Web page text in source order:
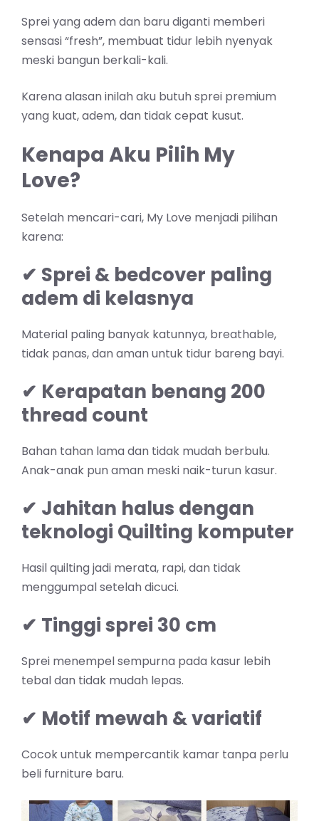
Sprei yang adem dan baru diganti memberi
sensasi “fresh”, membuat tidur lebih nyenyak
meski bangun berkali-kali.
Karena alasan inilah aku butuh sprei premium
yang kuat, adem, dan tidak cepat kusut.
Kenapa Aku Pilih My
Love?
Setelah mencari-cari, My Love menjadi pilihan
karena:
✔ Sprei & bedcover paling
adem di kelasnya
Material paling banyak katunnya, breathable,
tidak panas, dan aman untuk tidur bareng bayi.
✔ Kerapatan benang 200
thread count
Bahan tahan lama dan tidak mudah berbulu.
Anak-anak pun aman meski naik-turun kasur.
✔ Jahitan halus dengan
teknologi Quilting komputer
Hasil quilting jadi merata, rapi, dan tidak
menggumpal setelah dicuci.
✔ Tinggi sprei 30 cm
Sprei menempel sempurna pada kasur lebih
tebal dan tidak mudah lepas.
✔ Motif mewah & variatif
Cocok untuk mempercantik kamar tanpa perlu
beli furniture baru.